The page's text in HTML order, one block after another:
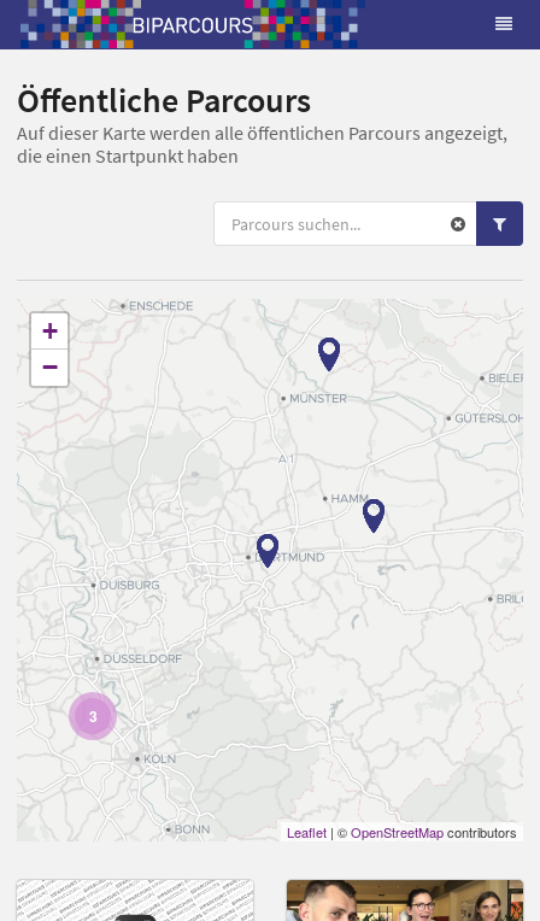
Öffentliche Parcours
Auf dieser Karte werden alle öffentlichen Parcours angezeigt,
die einen Startpunkt haben
3
+
−
Leaflet | ©OpenStreetMapcontributors